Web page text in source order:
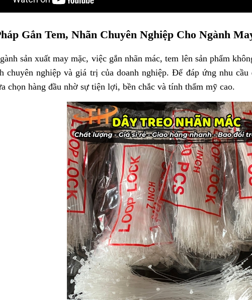
Gắn Tem, Nhãn Chuyên Nghiệp Cho Ngành
sản xuất may mặc, việc gắn nhãn mác, tem lên sản phẩm
chuyên nghiệp và giá trị của doanh nghiệp. Để đáp ứng nhu cầu
chọn hàng đầu nhờ sự tiện lợi, bền chắc và tính thẩm mỹ cao.